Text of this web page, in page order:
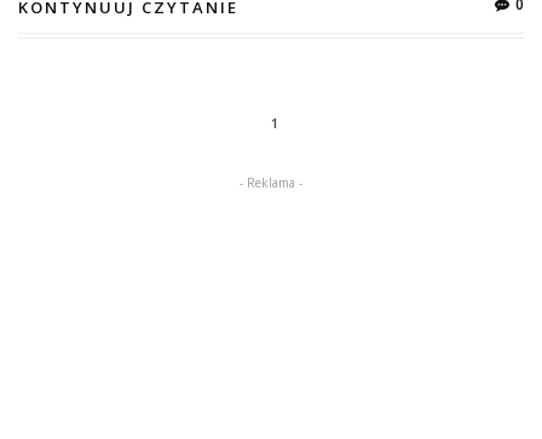
KONTYNUUJ CZYTANIE
1
- Reklama -